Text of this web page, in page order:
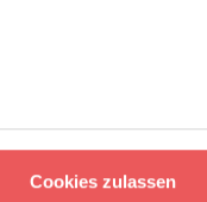
Cookies zulassen